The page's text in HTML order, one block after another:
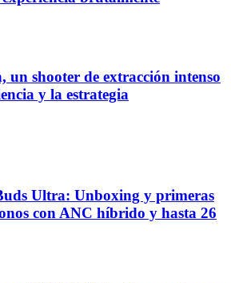
un shooter de extracción intenso
y la estrategia
Ultra: Unboxing y primeras
con ANC híbrido y hasta 26